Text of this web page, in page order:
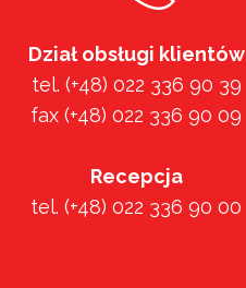
Dział obsługi klientów
tel. (+48) 022 336 90 39
fax (+48) 022 336 90 09
Recepcja
tel. (+48) 022 336 90 00